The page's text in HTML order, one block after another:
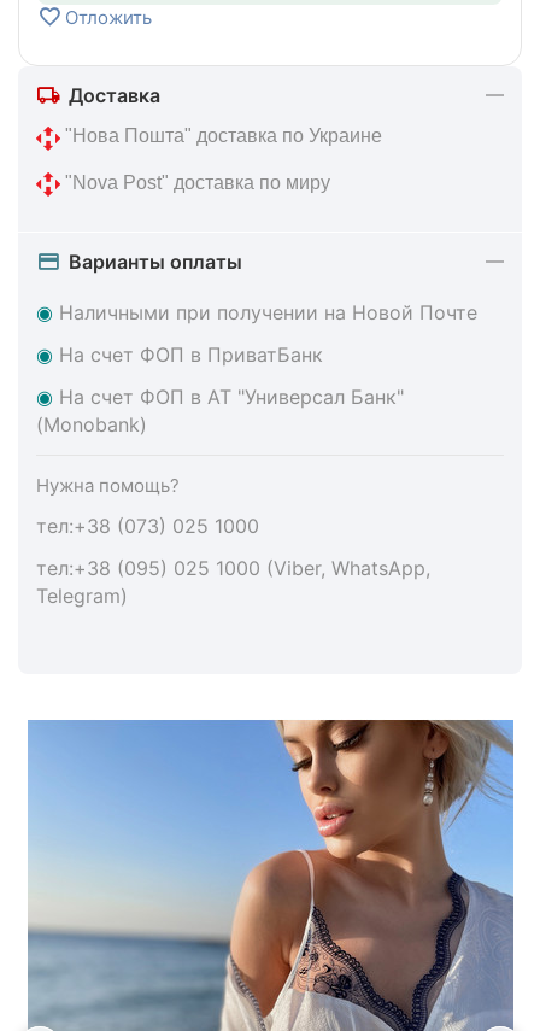
Отложить
Доставка
"Нова Пошта" доставка по Украине
"Nova Post" доставка по миру
Варианты оплаты
◉ Наличными при получении на Новой Почте
◉ На счет ФОП в ПриватБанк
◉ На счет ФОП в АТ "Универсал Банк"
(Monobank)
Нужна помощь?
тел:+38 (073) 025 1000
тел:+38 (095) 025 1000 (Viber, WhatsApp,
Telegram)